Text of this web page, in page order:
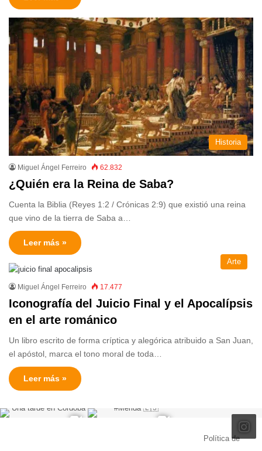
Historia
Miguel Ángel Ferreiro 62.832
¿Quién era la Reina de Saba?
Cuenta la Biblia (Reyes 1:2 / Crónicas 2:9) que existió una reina
que vino de la tierra de Saba a…
Leer más »
Arte
Miguel Ángel Ferreiro 17.477
Iconografía del Juicio Final y el Apocalípsis
en el arte románico
Un libro escrito de forma críptica y alegórica atribuido a San Juan,
el apóstol, marca el tono moral de toda…
Leer más »
Política de